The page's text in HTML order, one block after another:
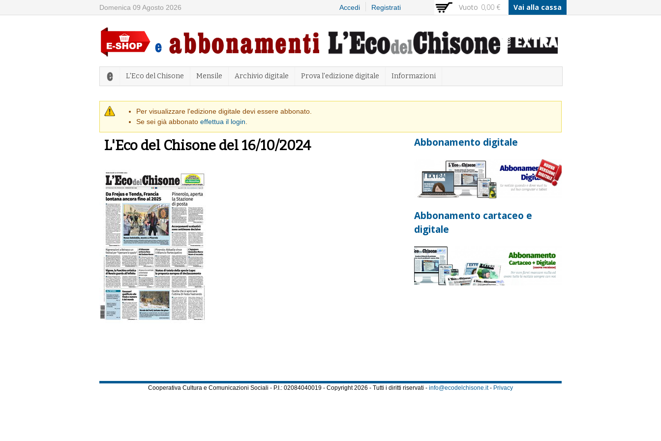
contenuto
Domenica 09 Agosto 2026 Accedi Registrati Vuoto 0,00 € Vai alla cassa
L'Eco del Chisone Mensile Archivio digitale Prova l'edizione digitale Informazioni
Messaggio di avvertimento
Per visualizzare l'edizione digitale devi essere abbonato.
Se sei già abbonato effettua il login
L'Eco del Chisone del 16/10/2024 Abbonamento digitale
Abbonamento cartaceo e
digitale
Cooperativa Cultura e Comunicazioni Sociali - P.I.: 02084040019 - Copyright 2026 - Tutti i diritti riservati - info@ecodelchisone.it- Privacy